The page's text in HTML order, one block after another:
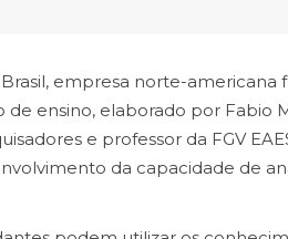
empresa norte-americana
de ensino, elaborado por Fabio
e professor da FGV
da capacidade de